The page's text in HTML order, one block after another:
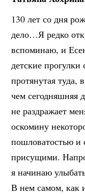
130 лет со дня
дело…Я редко
вспоминаю, и
детские
протянутая туда,
чем сегодняшняя
не раздражает
оскомину
пошловатостью и
присущими.
я начинаю
В нем самом, как